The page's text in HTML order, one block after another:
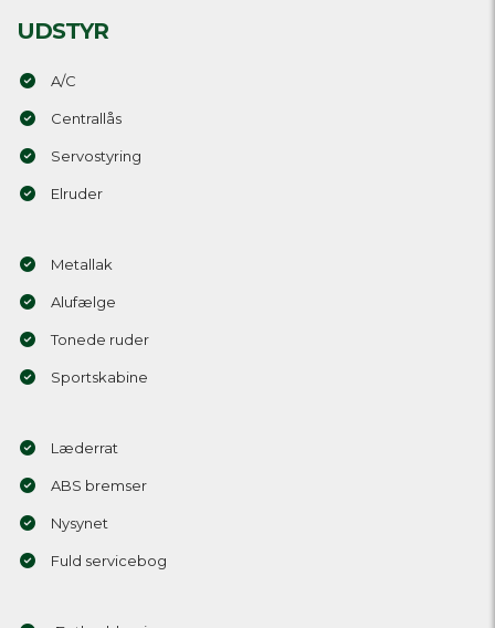
UDSTYR
A/C
Centrallås
Servostyring
Elruder
Metallak
Alufælge
Tonede ruder
Sportskabine
Læderrat
ABS bremser
Nysynet
Fuld servicebog